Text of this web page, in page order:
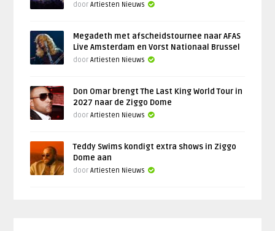
doorArtiesten Nieuws
Megadeth met afscheidstournee naar AFAS
Live Amsterdam en Vorst Nationaal Brussel
doorArtiesten Nieuws
Don Omar brengt The Last King World Tour in
2027 naar de Ziggo Dome
doorArtiesten Nieuws
Teddy Swims kondigt extra shows in Ziggo
Dome aan
doorArtiesten Nieuws